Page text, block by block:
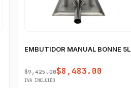
EMBUTIDOR MANUAL BONNE 5L
$9,425.00$8,483.00
IVA INCLUIDO